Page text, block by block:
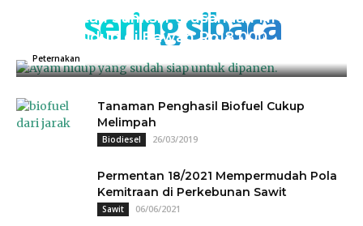
sering sibaca
Kementan Sanksi Perusahaan NH, Jual
Ayam Hidup di Bawah Rp18.000
Peternakan
Tanaman Penghasil Biofuel Cukup
Melimpah
Biodiesel 26/03/2019
Permentan 18/2021 Mempermudah Pola
Kemitraan di Perkebunan Sawit
Sawit 06/06/2021